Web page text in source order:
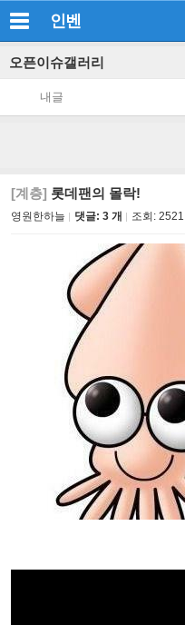
인벤
오픈이슈갤러리
내글
[계층] 롯데팬의 몰락!
영원한하늘 댓글: 3 개 조회: 2521